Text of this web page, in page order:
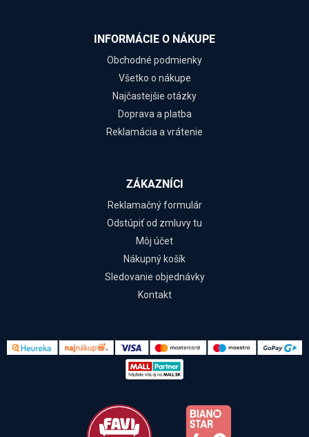
INFORMÁCIE O NÁKUPE
Obchodné podmienky
Všetko o nákupe
Najčastejšie otázky
Doprava a platba
Reklamácia a vrátenie
ZÁKAZNÍCI
Reklamačný formulár
Odstúpiť od zmluvy tu
Môj účet
Nákupný košík
Sledovanie objednávky
Kontakt